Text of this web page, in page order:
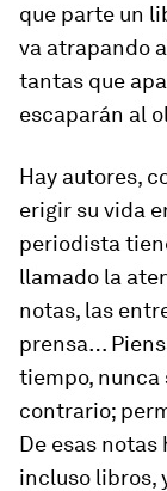
que parte un
va atrapando
tantas que
escaparán al
Hay autores,
erigir su vida
periodista
llamado la
notas, las
prensa…
tiempo, nunca
contrario;
De esas
incluso libros,